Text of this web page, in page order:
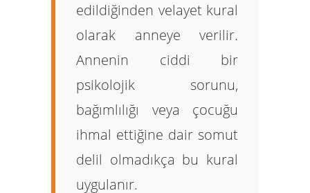
edildiğinden velayet kural
olarak anneye verilir.
Annenin ciddi bir
psikolojik sorunu,
bağımlılığı veya çocuğu
ihmal ettiğine dair somut
delil olmadıkça bu kural
uygulanır.